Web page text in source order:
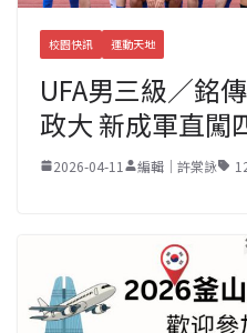
校園快訊 運動天地
UFA男三級／銘
政大 新成軍直闖
2026-04-11 編輯｜許棠詠